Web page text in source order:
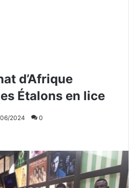
d’Afrique
Étalons en lice
2024 0